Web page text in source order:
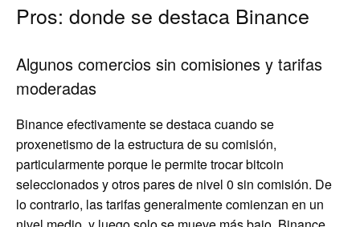
Pros: donde se destaca Binance
Algunos comercios sin comisiones y tarifas
moderadas
Binance efectivamente se destaca cuando se
proxenetismo de la estructura de su comisión,
particularmente porque le permite trocar bitcoin
seleccionados y otros pares de nivel 0 sin comisión. De
lo contrario, las tarifas generalmente comienzan en un